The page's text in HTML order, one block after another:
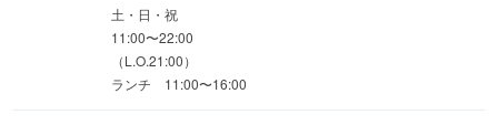
土・日・祝
11:00〜22:00
（L.O.21:00）
ランチ 11:00〜16:00